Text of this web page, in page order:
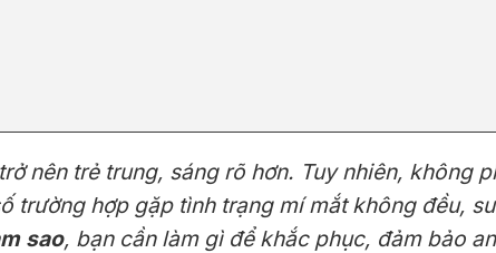
nên trẻ trung, sáng rõ hơn. Tuy nhiên, không
trường hợp gặp tình trạng mí mắt không đều,
sao, bạn cần làm gì để khắc phục, đảm bảo